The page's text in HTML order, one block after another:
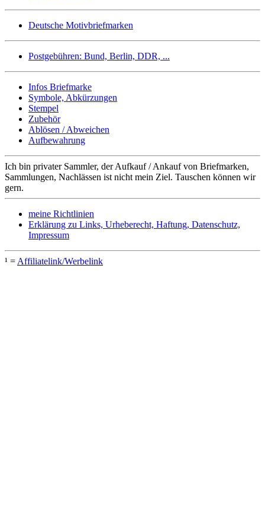
Deutsche Motivbriefmarken
Postgebühren: Bund, Berlin, DDR, ...
Infos Briefmarke
Symbole, Abkürzungen
Stempel
Zubehör
Ablösen / Abweichen
Aufbewahrung
Ich bin privater Sammler, der Aufkauf / Ankauf von Briefmarken,
Sammlungen, Nachlässen ist nicht mein Ziel. Tauschen können wir
gern.
meine Richtlinien
Erklärung zu Links, Urheberecht, Haftung, Datenschutz,
Impressum
¹ = Affiliatelink/Werbelink